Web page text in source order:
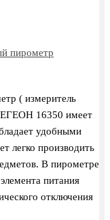
пирометр
( измеритель
16350 имеет
удобными
легко производить
В пирометре
питания
отключения